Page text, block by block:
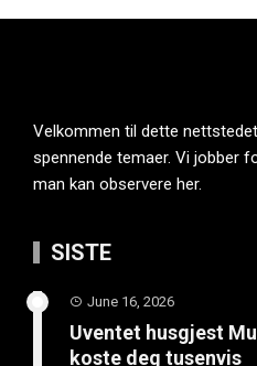
Velkommen til dette
spennende temaer. Vi jobber
man kan observere her.
SISTE
June 16, 2026
Uventet husgjest
koste deg tusenvis